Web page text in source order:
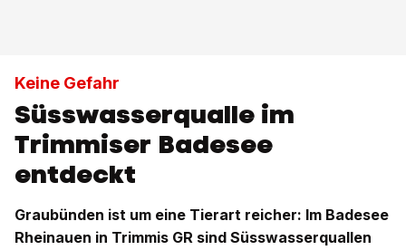
Keine Gefahr
Süsswasserqualle im
Trimmiser Badesee
entdeckt
Graubünden ist um eine Tierart reicher: Im Badesee
Rheinauen in Trimmis GR sind Süsswasserquallen